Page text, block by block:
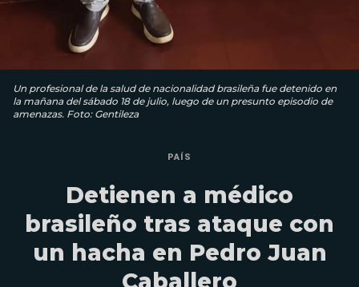
Un profesional de la salud de nacionalidad brasileña fue detenido en
la mañana del sábado 18 de julio, luego de un presunto episodio de
amenazas. Foto: Gentileza
PAÍS
Detienen a médico
brasileño tras ataque con
un hacha en Pedro Juan
Caballero